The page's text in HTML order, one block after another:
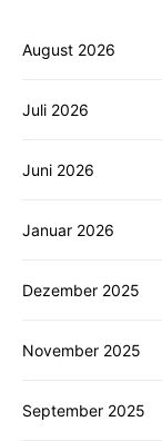
August 2026
Juli 2026
Juni 2026
Januar 2026
Dezember 2025
November 2025
September 2025